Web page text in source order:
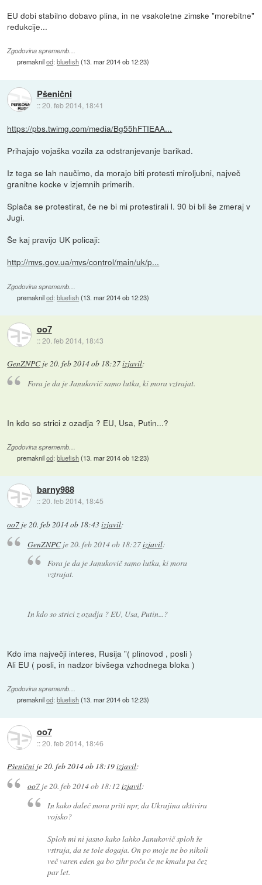
EU dobi stabilno dobavo plina, in ne vsakoletne zimske "morebitne"
redukcije...
Zgodovina sprememb…
premaknilod:bluefish(13. mar 2014 ob 12:23)
Pšenični
::20. feb 2014, 18:41
https://pbs.twimg.com/media/Bg55hFTIEAA...
Prihajajo vojaška vozila za odstranjevanje barikad.
Iz tega se lah naučimo, da morajo biti protesti miroljubni, največ
granitne kocke v izjemnih primerih.
Splača se protestirat, če ne bi mi protestirali l. 90 bi bli še zmeraj v
Jugi.
Še kaj pravijo UK policaji:
http://mvs.gov.ua/mvs/control/main/uk/p...
Zgodovina sprememb…
premaknilod:bluefish(13. mar 2014 ob 12:23)
oo7
::20. feb 2014, 18:43
GenZNPCje20. feb 2014 ob 18:27izjavil:
Fora je da je Janukovič samo lutka, ki mora vztrajat.
In kdo so strici z ozadja ? EU, Usa, Putin...?
Zgodovina sprememb…
premaknilod:bluefish(13. mar 2014 ob 12:23)
barny988
::20. feb 2014, 18:45
oo7 je20. feb 2014 ob 18:43izjavil:
GenZNPCje 20. feb 2014 ob 18:27izjavil:
Fora je da je Janukovič samo lutka, ki mora
vztrajat.
In kdo so strici z ozadja ? EU, Usa, Putin...?
Kdo ima največji interes, Rusija "( plinovod , posli )
Ali EU ( posli, in nadzor bivšega vzhodnega bloka )
Zgodovina sprememb…
premaknilod:bluefish(13. mar 2014 ob 12:23)
oo7
::20. feb 2014, 18:46
Pšenični je20. feb 2014 ob 18:19izjavil:
oo7je20. feb 2014 ob 18:12 izjavil:
In kako daleč mora priti npr, da Ukrajina aktivira
vojsko?
Sploh mi ni jasno kako lahko Janukovič sploh še
vstraja, da se tole dogaja. On po moje ne bo nikoli
več varen eden ga bo zihr poču če ne kmalu pa čez
par let.